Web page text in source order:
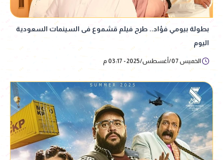
بطولة بيومي فؤاد.. طرح فيلم قشموع فى السينمات السعودية
اليوم
الخميس 07/أغسطس/2025 - 03:17 م